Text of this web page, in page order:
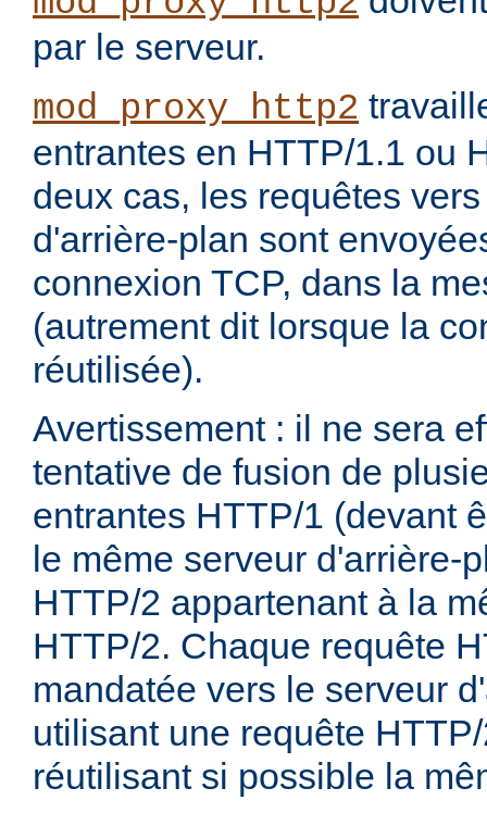
par le serveur.
mod_proxy_http2
entrantes en HTTP/1.1 ou
deux cas, les requêtes
d'arrière-plan sont
connexion TCP, dans la
(autrement dit lorsque la
réutilisée).
Avertissement : il ne sera
tentative de fusion de
entrantes HTTP/1 (devant
le même serveur d'arrière-
HTTP/2 appartenant à la
HTTP/2. Chaque requête
mandatée vers le serveur
utilisant une requête
réutilisant si possible la